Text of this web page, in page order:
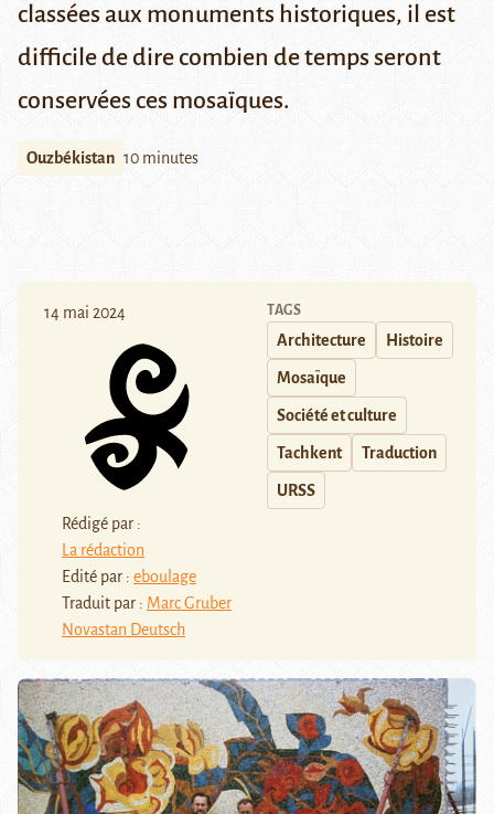
classées aux monuments historiques, il est
difficile de dire combien de temps seront
conservées ces mosaïques.
Ouzbékistan 10 minutes
14 mai 2024
Rédigé par :
La rédaction
Edité par : eboulage
Traduit par : Marc Gruber
Novastan Deutsch
TAGS
Architecture Histoire
Mosaïque
Société et culture
Tachkent Traduction
URSS